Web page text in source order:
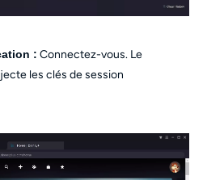
: Connectez-vous. Le
les clés de session